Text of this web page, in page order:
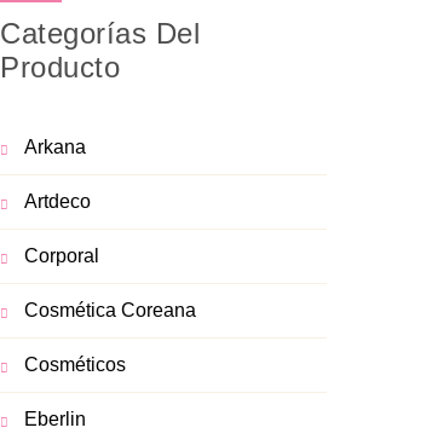
Categorías Del
Producto
Arkana
Artdeco
Corporal
Cosmética Coreana
Cosméticos
Eberlin